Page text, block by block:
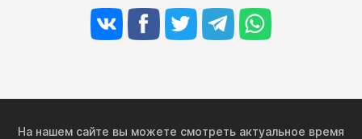
На нашем сайте вы можете смотреть актуальное время